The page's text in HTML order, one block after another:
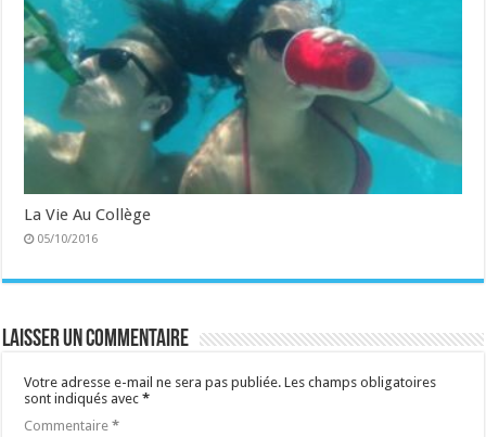
La Vie Au Collège
05/10/2016
Laisser un commentaire
Votre adresse e-mail ne sera pas publiée. Les champs obligatoires
sont indiqués avec*
Commentaire*